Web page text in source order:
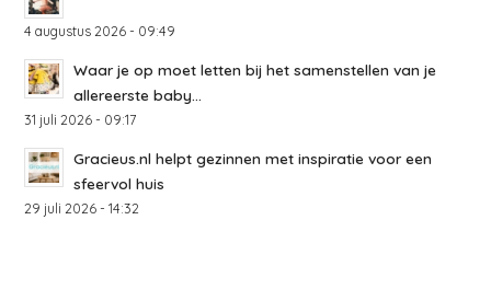
4 augustus 2026 - 09:49
Waar je op moet letten bij het samenstellen van je
allereerste baby...
31 juli 2026 - 09:17
Gracieus.nl helpt gezinnen met inspiratie voor een
sfeervol huis
29 juli 2026 - 14:32